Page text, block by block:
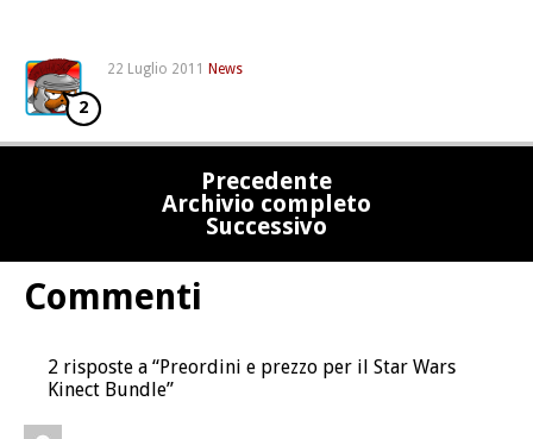
22 Luglio 2011 News
2
Precedente
Archivio completo
Successivo
Commenti
2 risposte a “Preordini e prezzo per il Star Wars
Kinect Bundle”